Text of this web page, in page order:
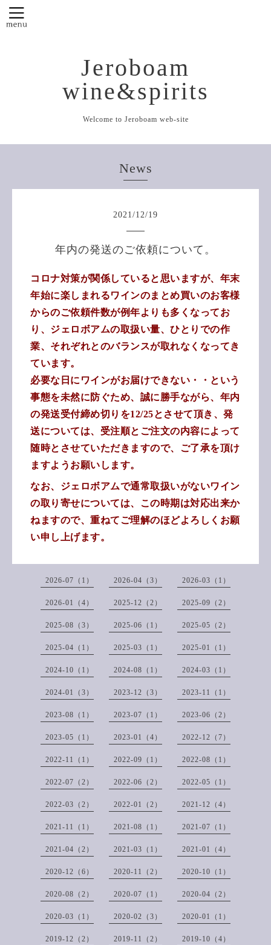
Jeroboam
wine&spirits
Welcome to Jeroboam web-site
News
2021 /12/19
年内の発送のご依頼について。
コロナ対策が関係していると思いますが、年末
年始に楽しまれるワインのまとめ買いのお客様
からのご依頼件数が例年よりも多くなってお
り、ジェロボアムの取扱い量、ひとりでの作
業、それぞれとのバランスが取れなくなってき
ています。
必要な日にワインがお届けできない・・という
事態を未然に防ぐため、誠に勝手ながら、年内
の発送受付締め切りを12/25とさせて頂き、発
送については、受注順とご注文の内容によって
随時とさせていただきますので、ご了承を頂け
ますようお願いします。
なお、ジェロボアムで通常取扱いがないワイン
の取り寄せについては、この時期は対応出来か
ねますので、重ねてご理解のほどよろしくお願
い申し上げます。
2026-07（1） 2026-04（3） 2026-03（1）
2026-01（4） 2025-12（2） 2025-09（2）
2025-08（3） 2025-06（1） 2025-05（2）
2025-04（1） 2025-03（1） 2025-01（1）
2024-10（1） 2024-08（1） 2024-03（1）
2024-01（3） 2023-12（3） 2023-11（1）
2023-08（1） 2023-07（1） 2023-06（2）
2023-05（1） 2023-01（4） 2022-12（7）
2022-11（1） 2022-09（1） 2022-08（1）
2022-07（2） 2022-06（2） 2022-05（1）
2022-03（2） 2022-01（2） 2021-12（4）
2021-11（1） 2021-08（1） 2021-07（1）
2021-04（2） 2021-03（1） 2021-01（4）
2020-12（6） 2020-11（2） 2020-10（1）
2020-08（2） 2020-07（1） 2020-04（2）
2020-03（1） 2020-02（3） 2020-01（1）
2019-12（2） 2019-11（2） 2019-10（4）